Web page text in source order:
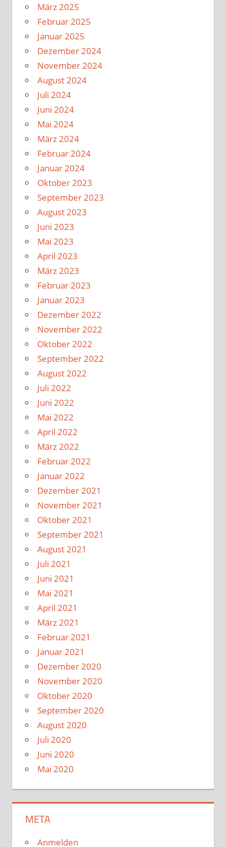
März 2025
Februar 2025
Januar 2025
Dezember 2024
November 2024
August 2024
Juli 2024
Juni 2024
Mai 2024
März 2024
Februar 2024
Januar 2024
Oktober 2023
September 2023
August 2023
Juni 2023
Mai 2023
April 2023
März 2023
Februar 2023
Januar 2023
Dezember 2022
November 2022
Oktober 2022
September 2022
August 2022
Juli 2022
Juni 2022
Mai 2022
April 2022
März 2022
Februar 2022
Januar 2022
Dezember 2021
November 2021
Oktober 2021
September 2021
August 2021
Juli 2021
Juni 2021
Mai 2021
April 2021
März 2021
Februar 2021
Januar 2021
Dezember 2020
November 2020
Oktober 2020
September 2020
August 2020
Juli 2020
Juni 2020
Mai 2020
META
Anmelden